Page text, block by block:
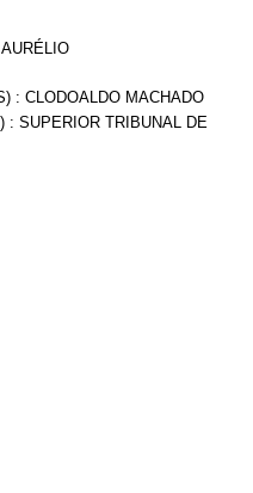
: CLODOALDO MACHADO
: SUPERIOR TRIBUNAL DE